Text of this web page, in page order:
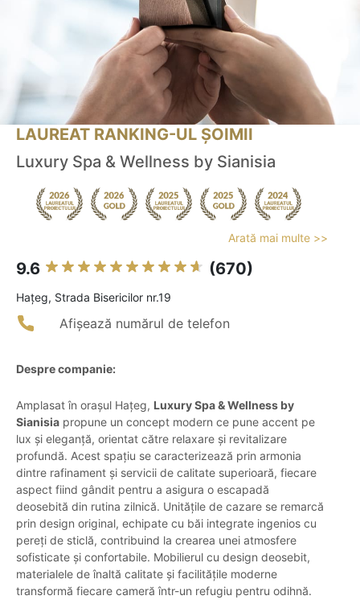
LAUREAT RANKING-UL ȘOIMII
Luxury Spa & Wellness by Sianisia
Arată mai multe >>
9.6 (670)
Haţeg, Strada Bisericilor nr.19
Afișează numărul de telefon
Despre companie:
Amplasat în orașul Hațeg, Luxury Spa & Wellness by
Sianisia propune un concept modern ce pune accent pe
lux și eleganță, orientat către relaxare și revitalizare
profundă. Acest spațiu se caracterizează prin armonia
dintre rafinament și servicii de calitate superioară, fiecare
aspect fiind gândit pentru a asigura o escapadă
deosebită din rutina zilnică. Unitățile de cazare se remarcă
prin design original, echipate cu băi integrate ingenios cu
pereți de sticlă, contribuind la crearea unei atmosfere
sofisticate și confortabile. Mobilierul cu design deosebit,
materialele de înaltă calitate și facilitățile moderne
transformă fiecare cameră într-un refugiu pentru odihnă.